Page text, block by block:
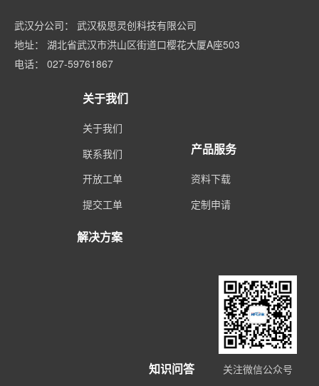
武汉分公司： 武汉极思灵创科技有限公司
地址： 湖北省武汉市洪山区街道口樱花大厦A座503
电话： 027-59761867
关于我们
关于我们
联系我们
开放工单
提交工单
产品服务
资料下载
定制申请
知识问答
解决方案
关注微信公众号